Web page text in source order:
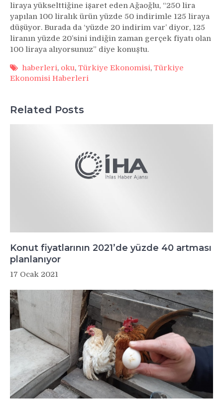
liraya yükselttiğine işaret eden Ağaoğlu, “250 lira
yapılan 100 liralık ürün yüzde 50 indirimle 125 liraya
düşüyor. Burada da ‘yüzde 20 indirim var’ diyor, 125
liranın yüzde 20’sini indiğin zaman gerçek fiyatı olan
100 liraya alıyorsunuz” diye konuştu.
haberleri, oku, Türkiye Ekonomisi, Türkiye
Ekonomisi Haberleri
Related Posts
Konut fiyatlarının 2021’de yüzde 40 artması
planlanıyor
17 Ocak 2021